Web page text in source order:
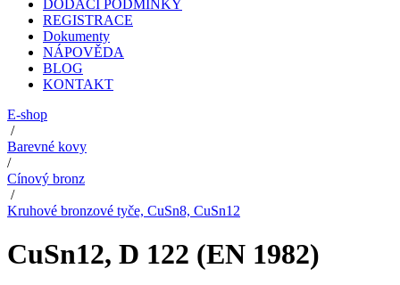
DODACÍ PODMÍNKY
REGISTRACE
Dokumenty
NÁPOVĚDA
BLOG
KONTAKT
E-shop
/
Barevné kovy
/
Cínový bronz
/
Kruhové bronzové tyče, CuSn8, CuSn12
CuSn12, D 122 (EN 1982)